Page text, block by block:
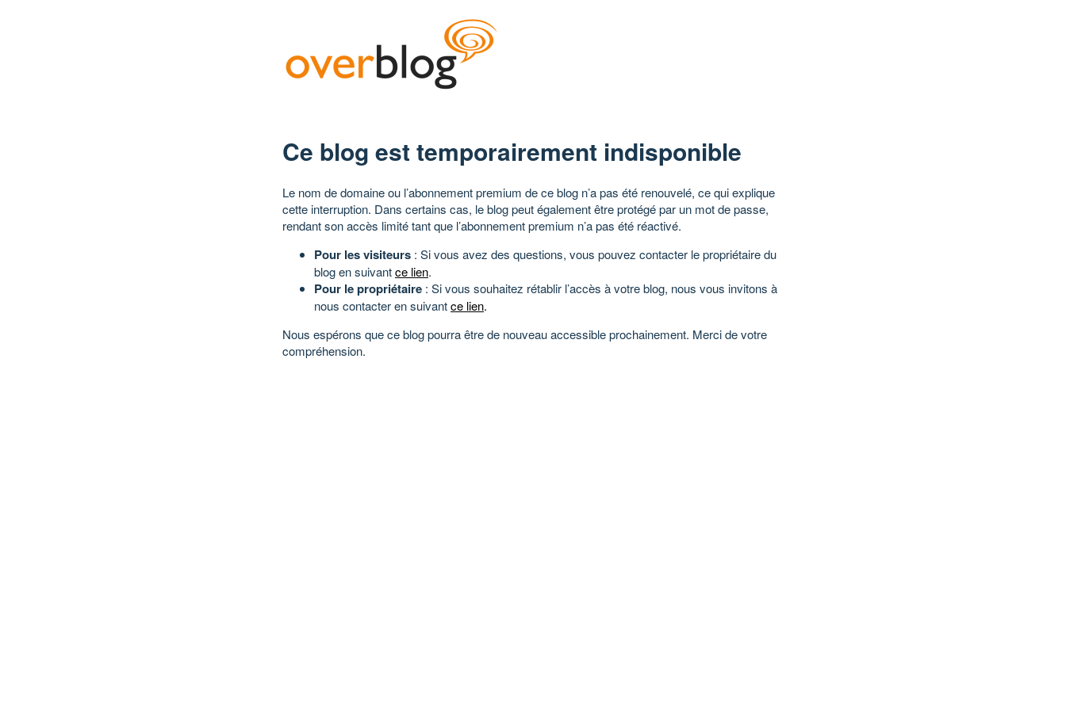
Ce blog est temporairement indisponible
Le nom de domaine ou l’abonnement premium de ce blog n’a pas été renouvelé, ce qui explique
cette interruption. Dans certains cas, le blog peut également être protégé par un mot de passe,
rendant son accès limité tant que l’abonnement premium n’a pas été réactivé.
Pour les visiteurs : Si vous avez des questions, vous pouvez contacter le propriétaire du
blog en suivantce lien.
Pour le propriétaire : Si vous souhaitez rétablir l’accès à votre blog, nous vous invitons à
nous contacter en suivantce lien.
Nous espérons que ce blog pourra être de nouveau accessible prochainement. Merci de votre
compréhension.